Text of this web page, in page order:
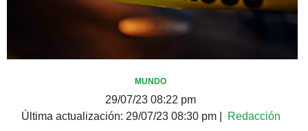
MUNDO
29/07/23 08:22 pm
Última actualización: 29/07/23 08:30 pm| Redacción